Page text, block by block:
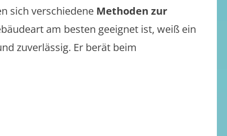
sich verschiedene Methoden zur
am besten geeignet ist, weiß ein
zuverlässig. Er berät beim